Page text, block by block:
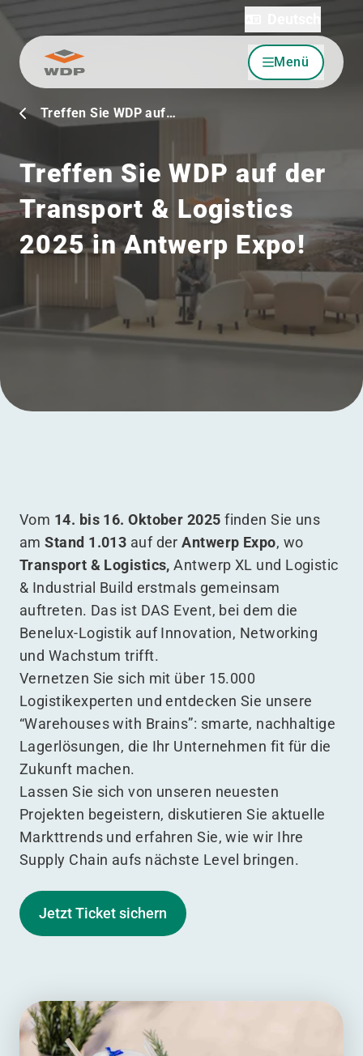
Zum Inhalt wechseln Menü
Treffen Sie WDP auf…
Treffen Sie WDP auf der
Transport & Logistics
2025 in Antwerp Expo!
Vom 14. bis 16. Oktober 2025 finden Sie uns
amStand 1.013 auf derAntwerp Expo, wo
Transport & Logistics, Antwerp XL und Logistic
& Industrial Build erstmals gemeinsam
auftreten. Das ist DAS Event, bei dem die
Benelux-Logistik auf Innovation, Networking
und Wachstum trifft.
Vernetzen Sie sich mit über 15.000
Logistikexperten und entdecken Sie unsere
“Warehouses with Brains”: smarte, nachhaltige
Lagerlösungen, die Ihr Unternehmen fit für die
Zukunft machen.
Lassen Sie sich von unseren neuesten
Projekten begeistern, diskutieren Sie aktuelle
Markttrends und erfahren Sie, wie wir Ihre
Supply Chain aufs nächste Level bringen.
Jetzt Ticket sichern